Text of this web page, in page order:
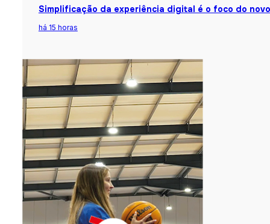
Simplificação da experiência digital é o foco do
há 15 horas